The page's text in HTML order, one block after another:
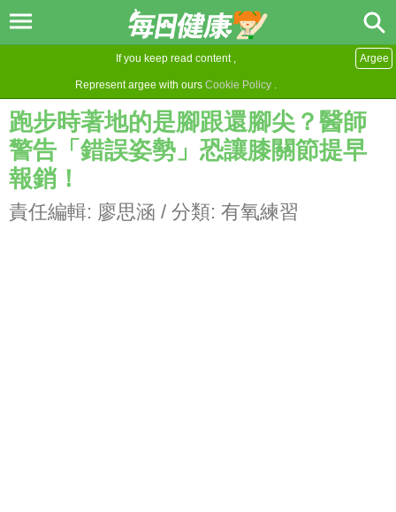
If you keep read content ,
Represent argee with ours Cookie Policy .
Argee
跑步時著地的是腳跟還腳尖？醫師
警告「錯誤姿勢」恐讓膝關節提早
報銷！
責任編輯: 廖思涵 / 分類: 有氧練習